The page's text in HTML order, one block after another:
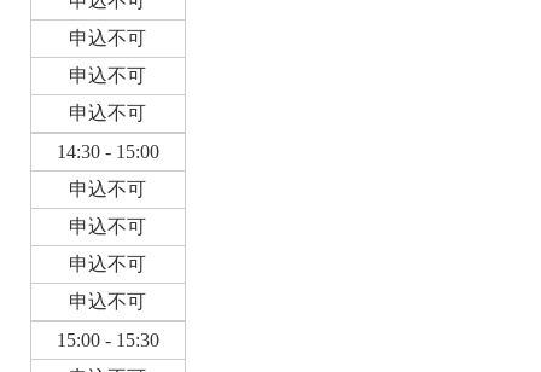
申込不可
申込不可
申込不可
14:30 - 15:00
申込不可
申込不可
申込不可
申込不可
15:00 - 15:30